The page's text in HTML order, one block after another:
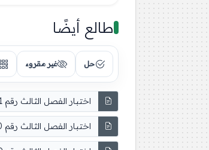
طالع أيضًا
حل غير مقروء
اختبار الفصل الثالث رقم 121
اختبار الفصل الثالث رقم 120